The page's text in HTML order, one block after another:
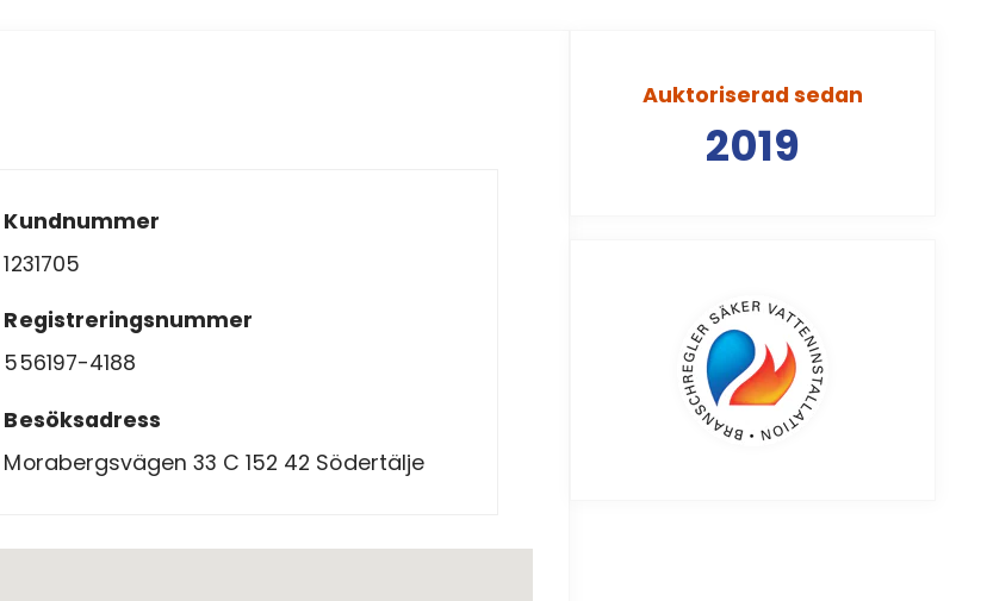
Kundnummer
1231705
Registreringsnummer
556197-4188
Besöksadress
Morabergsvägen 33 C 152 42 Södertälje
Auktoriserad sedan
2019